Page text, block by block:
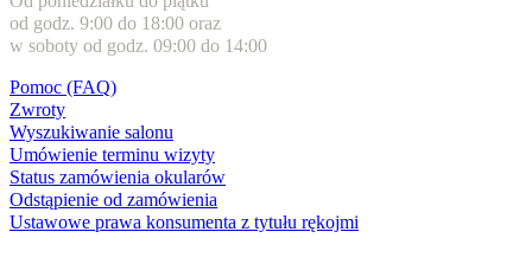
od godz. 9:00 do 18:00 oraz
w soboty od godz. 09:00 do 14:00
Pomoc (FAQ)
Zwroty
Wyszukiwanie salonu
Umówienie terminu wizyty
Status zamówienia okularów
Odstąpienie od zamówienia
Ustawowe prawa konsumenta z tytułu rękojmi